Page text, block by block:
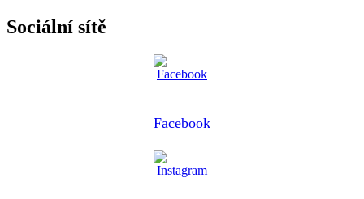
Sociální sítě
Facebook